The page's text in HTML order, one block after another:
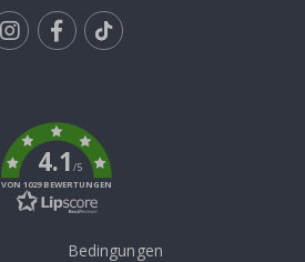
4.1/5
VON 1029 BEWERTUNGEN
Bedingungen